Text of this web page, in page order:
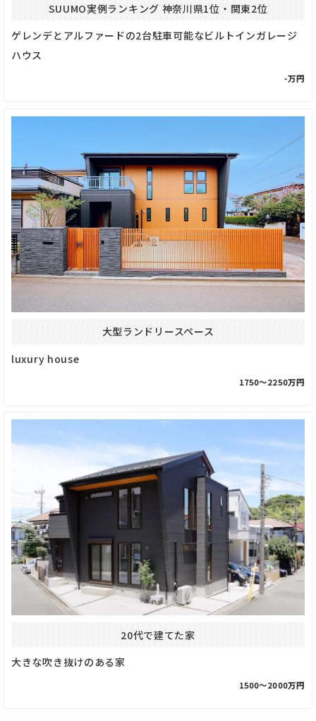
SUUMO実例ランキング 神奈川県1位・関東2位
ゲレンデとアルファードの2台駐車可能なビルトインガレージ
ハウス
-万円
大型ランドリースペース
luxury house
1750〜2250万円
20代で建てた家
大きな吹き抜けのある家
1500〜2000万円